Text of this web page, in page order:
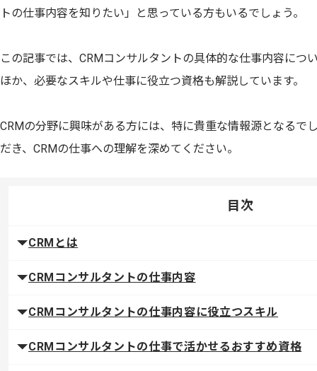
トの仕事内容を知りたい」と思っている方もいるでしょう。
この記事では、CRMコンサルタントの具体的な仕事内容につ
ほか、必要なスキルや仕事に役立つ資格も解説しています。
CRMの分野に興味がある方には、特に貴重な情報源となるで
だき、CRMの仕事への理解を深めてください。
目次
CRMとは
CRMコンサルタントの仕事内容
CRMコンサルタントの仕事内容に役立つスキル
CRMコンサルタントの仕事で活かせるおすすめ資格